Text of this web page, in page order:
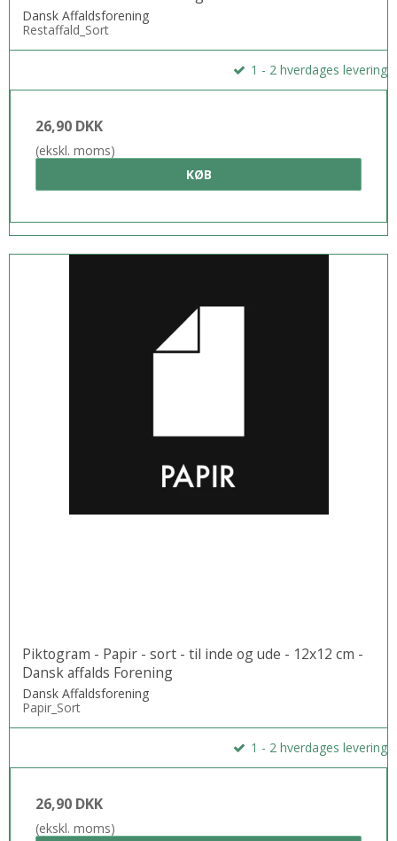
Dansk Affaldsforening
Restaffald_Sort
1 - 2 hverdages levering
26,90 DKK
(ekskl. moms)
KØB
Piktogram - Papir - sort - til inde og ude - 12x12 cm -
Dansk affalds Forening
Dansk Affaldsforening
Papir_Sort
1 - 2 hverdages levering
26,90 DKK
(ekskl. moms)